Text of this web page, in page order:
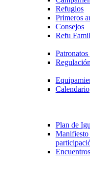
Refugios
Primeros
Consejos
Refu
Calendario
Plan de